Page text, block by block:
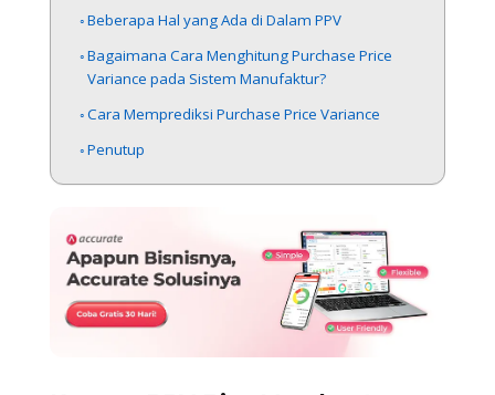
Beberapa Hal yang Ada di Dalam PPV
Bagaimana Cara Menghitung Purchase Price
Variance pada Sistem Manufaktur?
Cara Memprediksi Purchase Price Variance
Penutup